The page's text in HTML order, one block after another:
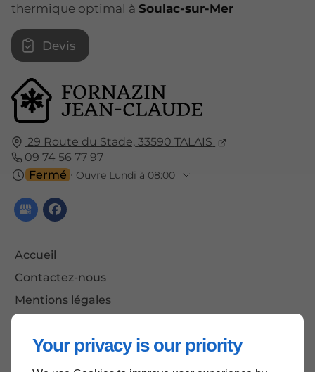
Your privacy is our priority
29 Route du Stade, 33590 TALAIS
09 74 56 77 97
Fermé ⋅ Ouvre Lundi à 08:00
Accueil
Contactez-nous
Mentions légales
thermique optimal à Soulac-sur-Mer
Devis